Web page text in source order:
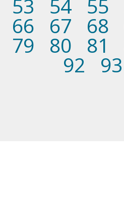
53 54 55
66 67 68
79 80 81
92 93